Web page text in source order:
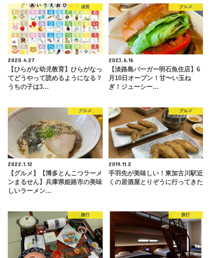
成長
2020.4.27
【ひらがな幼児教育】ひらがなっ
てどうやって読めるようになる？
うちの子は3…
グルメ
2023.6.16
【淡路島バーガー明石魚住店】6
月10日オープン！甘〜い玉ね
ぎ！ジューシー…
グルメ
2022.1.12
【グルメ】【博多とんこつラーメ
ンまるせん】兵庫県姫路市の美味
しいラーメン…
グルメ
2019.11.2
手羽先が美味しい！東加古川駅近
くの居酒屋とりぞうに行ってきた
旅行 旅行